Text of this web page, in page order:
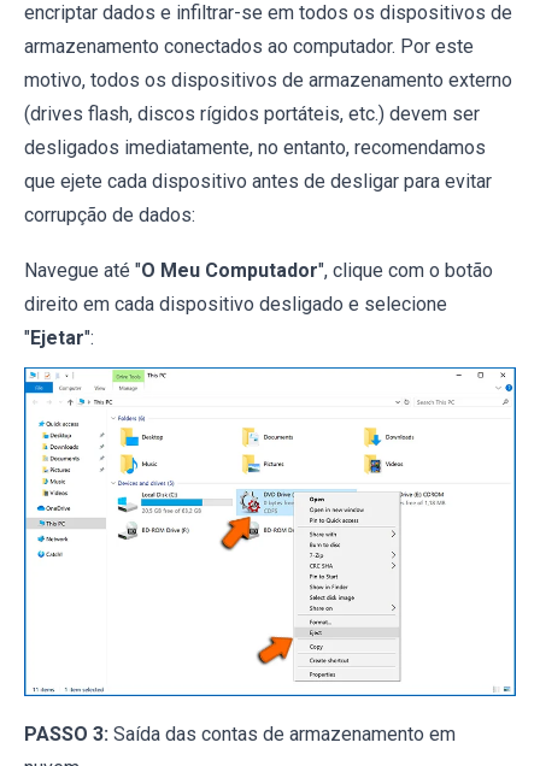
encriptar dados e infiltrar-se em todos os dispositivos de
armazenamento conectados ao computador. Por este
motivo, todos os dispositivos de armazenamento externo
(drives flash, discos rígidos portáteis, etc.) devem ser
desligados imediatamente, no entanto, recomendamos
que ejete cada dispositivo antes de desligar para evitar
corrupção de dados:
Navegue até "O Meu Computador", clique com o botão
direito em cada dispositivo desligado e selecione
"Ejetar":
PASSO 3: Saída das contas de armazenamento em